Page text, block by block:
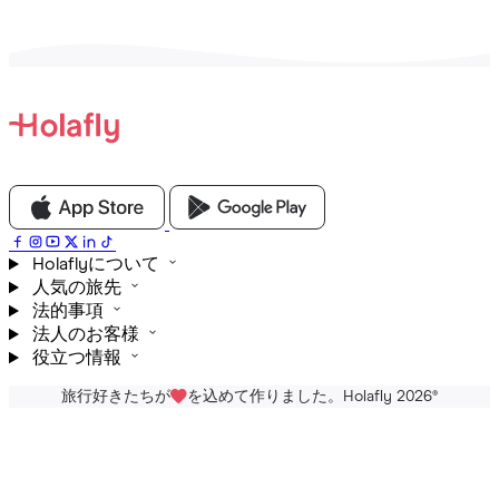
Holaflyについて
人気の旅先
法的事項
法人のお客様
役立つ情報
旅行好きたちが を込めて作りました。Holafly 2026®